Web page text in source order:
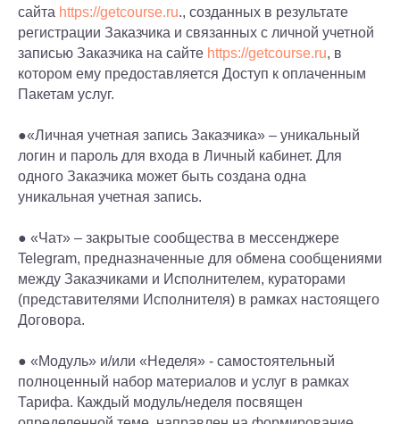
сайта https://getcourse.ru., созданных в результате
регистрации Заказчика и связанных с личной учетной
записью Заказчика на сайте https://getcourse.ru, в
котором ему предоставляется Доступ к оплаченным
Пакетам услуг.
●«Личная учетная запись Заказчика» – уникальный
логин и пароль для входа в Личный кабинет. Для
одного Заказчика может быть создана одна
уникальная учетная запись.
● «Чат» – закрытые сообщества в мессенджере
Telegram, предназначенные для обмена сообщениями
между Заказчиками и Исполнителем, кураторами
(представителями Исполнителя) в рамках настоящего
Договора.
● «Модуль» и/или «Неделя» - самостоятельный
полноценный набор материалов и услуг в рамках
Тарифа. Каждый модуль/неделя посвящен